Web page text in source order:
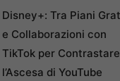
Disney+: Tra Piani
e Collaborazioni con
TikTok per Contrastare
l’Ascesa di YouTube